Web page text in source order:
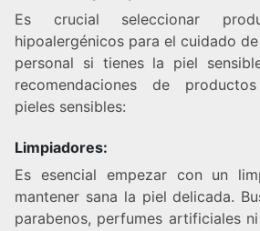
Es crucial seleccionar
hipoalergénicos para el cuidado
personal si tienes la piel
recomendaciones de
pieles sensibles:
Limpiadores:
Es esencial empezar con un
mantener sana la piel delicada.
parabenos, perfumes artificiales